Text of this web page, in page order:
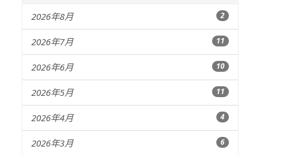
2026年8月 2
2026年7月 11
2026年6月 10
2026年5月 11
2026年4月 4
2026年3月 6